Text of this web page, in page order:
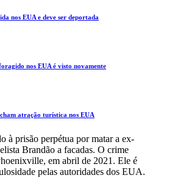
nos EUA e deve ser deportada
nos EUA é visto novamente
atração turística nos EUA
à prisão perpétua por matar a ex-
Brandão a facadas. O crime
em abril de 2021. Ele é
pelas autoridades dos EUA.